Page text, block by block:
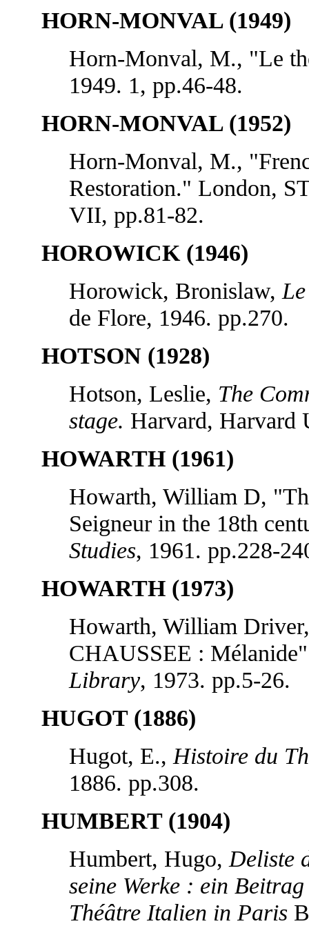
HORN-MONVAL (1949)
Horn-Monval, M., "Le
1949. 1, pp.46-48.
HORN-MONVAL (1952)
Horn-Monval, M.,
Restoration." London,
VII, pp.81-82.
HOROWICK (1946)
Horowick, Bronislaw,
de Flore, 1946. pp.270.
HOTSON (1928)
Hotson, Leslie, The
stage. Harvard, Harvard
HOWARTH (1961)
Howarth, William D,
Seigneur in the 18th
Studies, 1961. pp.228-
HOWARTH (1973)
Howarth, William
CHAUSSEE :
Library, 1973. pp.5-26.
HUGOT (1886)
Hugot, E., Histoire du
1886. pp.308.
HUMBERT (1904)
Humbert, Hugo, Deliste
seine Werke : ein
Théâtre Italien in Paris